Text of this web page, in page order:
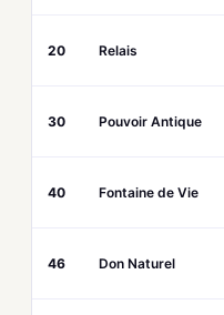
20 Relais
30 Pouvoir Antique
40 Fontaine de Vie
46 Don Naturel